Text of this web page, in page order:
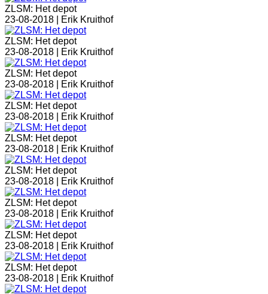
ZLSM: Het depot
23-08-2018 |
Erik Kruithof
ZLSM: Het depot
23-08-2018 |
Erik Kruithof
ZLSM: Het depot
23-08-2018 |
Erik Kruithof
ZLSM: Het depot
23-08-2018 |
Erik Kruithof
ZLSM: Het depot
23-08-2018 |
Erik Kruithof
ZLSM: Het depot
23-08-2018 |
Erik Kruithof
ZLSM: Het depot
23-08-2018 |
Erik Kruithof
ZLSM: Het depot
23-08-2018 |
Erik Kruithof
ZLSM: Het depot
23-08-2018 |
Erik Kruithof